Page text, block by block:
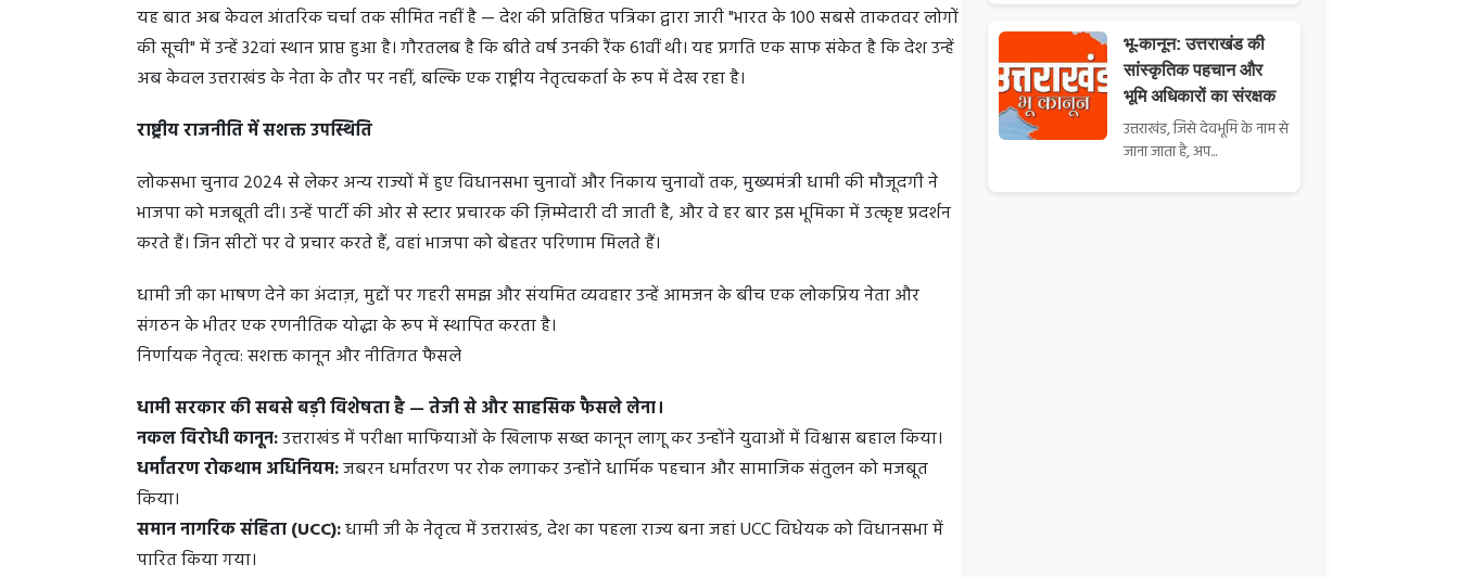
यह बात अब केवल आंतरिक चर्चा तक सीमित नहीं है — देश की प्रतिष्ठित पत्रिका द्वारा जारी "भारत के 100 सबसे ताकतवर लोगों
की सूची" में उन्हें 32वां स्थान प्राप्त हुआ है। गौरतलब है कि बीते वर्ष उनकी रैंक 61वीं थी। यह प्रगति एक साफ संकेत है कि देश उन्हें
अब केवल उत्तराखंड के नेता के तौर पर नहीं, बल्कि एक राष्ट्रीय नेतृत्वकर्ता के रूप में देख रहा है।
राष्ट्रीय राजनीति में सशक्त उपस्थिति
लोकसभा चुनाव 2024 से लेकर अन्य राज्यों में हुए विधानसभा चुनावों और निकाय चुनावों तक, मुख्यमंत्री धामी की मौजूदगी ने
भाजपा को मजबूती दी। उन्हें पार्टी की ओर से स्टार प्रचारक की ज़िम्मेदारी दी जाती है, और वे हर बार इस भूमिका में उत्कृष्ट प्रदर्शन
करते हैं। जिन सीटों पर वे प्रचार करते हैं, वहां भाजपा को बेहतर परिणाम मिलते हैं।
धामी जी का भाषण देने का अंदाज़, मुद्दों पर गहरी समझ और संयमित व्यवहार उन्हें आमजन के बीच एक लोकप्रिय नेता और
संगठन के भीतर एक रणनीतिक योद्धा के रूप में स्थापित करता है।
निर्णायक नेतृत्व: सशक्त कानून और नीतिगत फैसले
धामी सरकार की सबसे बड़ी विशेषता है — तेजी से और साहसिक फैसले लेना।
नकल विरोधी कानून:उत्तराखंड में परीक्षा माफियाओं के खिलाफ सख्त कानून लागू कर उन्होंने युवाओं में विश्वास बहाल किया।
धर्मांतरण रोकथाम अधिनियम:जबरन धर्मांतरण पर रोक लगाकर उन्होंने धार्मिक पहचान और सामाजिक संतुलन को मजबूत
किया।
समान नागरिक संहिता (UCC):धामी जी के नेतृत्व में उत्तराखंड, देश का पहला राज्य बना जहां UCC विधेयक को विधानसभा में
पारित किया गया।
भू-कानून: उत्तराखंड की
सांस्कृतिक पहचान और
भूमि अधिकारों का संरक्षक
उत्तराखंड, जिसे देवभूमि के नाम से
जाना जाता है, अप...